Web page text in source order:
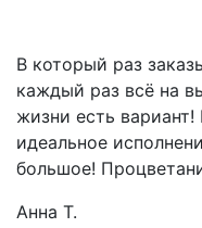
В который раз
каждый раз всё на
жизни есть
идеальное
большое!
Анна Т.